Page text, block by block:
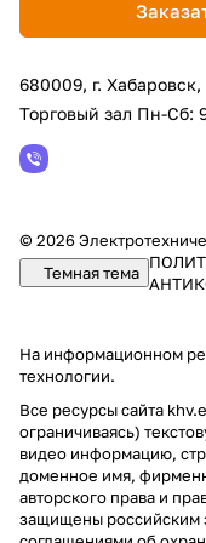
680009, г.
Торговый зал Пн-Сб:
© 2026
Темная тема
На информационном
технологии.
Все ресурсы сайта
ограничиваясь)
видео информацию,
доменное имя,
авторского права и
защищены российским